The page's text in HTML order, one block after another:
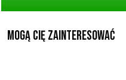
Mogą Cię zainteresować